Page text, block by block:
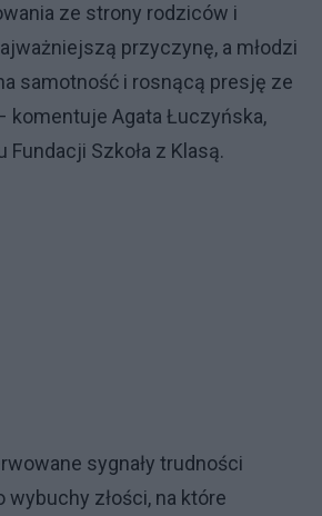
ze strony rodziców i
przyczynę, a młodzi
samotność i rosnącą presję ze
komentuje Agata Łuczyńska,
Fundacji Szkoła z Klasą.
sygnały trudności
złości, na które